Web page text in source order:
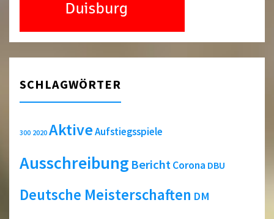
SCHLAGWÖRTER
300 2020 AktiveAufstiegsspiele
Ausschreibung BerichtCorona DBU
Deutsche Meisterschaften DM